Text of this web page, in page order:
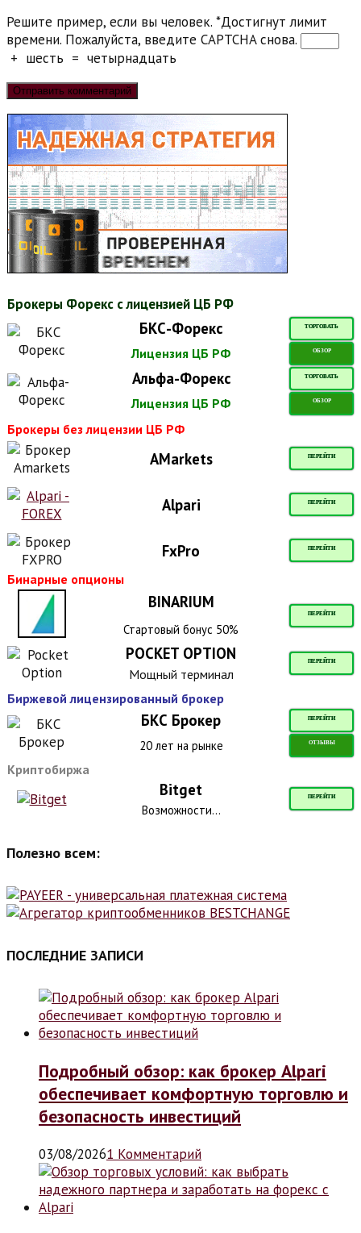
Решите пример, если вы человек. *Достигнут лимит
времени. Пожалуйста, введите CAPTCHA снова.
+ шесть = четырнадцать
Брокеры Форекс с лицензией ЦБ РФ
БКС-Форекс ТОРГОВАТЬ
Лицензия ЦБ РФ ОБЗОР
Альфа-Форекс ТОРГОВАТЬ
Лицензия ЦБ РФ ОБЗОР
Брокеры без лицензии ЦБ РФ
AMarkets ПЕРЕЙТИ
Alpari ПЕРЕЙТИ
FxPro ПЕРЕЙТИ
Бинарные опционы
BINARIUM
ПЕРЕЙТИ
Стартовый бонус 50%
POCKET OPTION ПЕРЕЙТИ
Мощный терминал
Биржевой лицензированный брокер
БКС Брокер ПЕРЕЙТИ
20 лет на рынке ОТЗЫВЫ
Криптобиржа
Bitget ПЕРЕЙТИ
Возможности...
Полезно всем:
ПОСЛЕДНИЕ ЗАПИСИ
Подробный обзор: как брокер Alpari
обеспечивает комфортную торговлю и
безопасность инвестиций
03/08/20261 Комментарий